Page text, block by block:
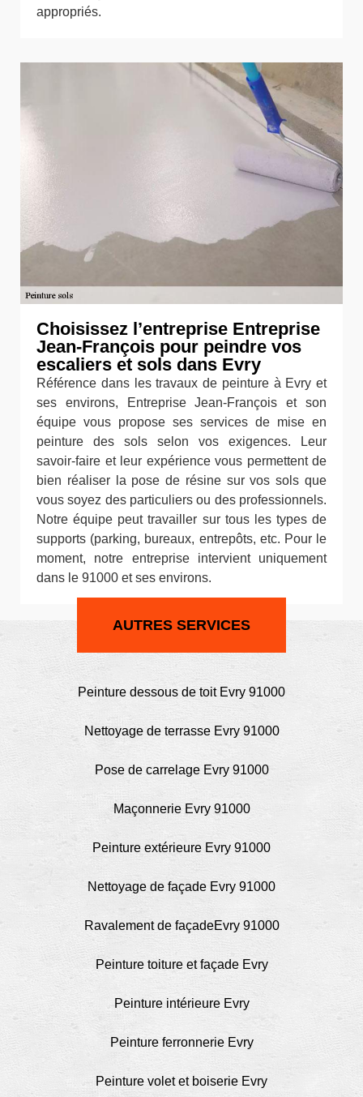
appropriés.
Choisissez l’entreprise Entreprise
Jean-François pour peindre vos
escaliers et sols dans Evry
Référence dans les travaux de peinture à Evry et
ses environs, Entreprise Jean-François et son
équipe vous propose ses services de mise en
peinture des sols selon vos exigences. Leur
savoir-faire et leur expérience vous permettent de
bien réaliser la pose de résine sur vos sols que
vous soyez des particuliers ou des professionnels.
Notre équipe peut travailler sur tous les types de
supports (parking, bureaux, entrepôts, etc. Pour le
moment, notre entreprise intervient uniquement
dans le 91000 et ses environs.
AUTRES SERVICES
Peinture dessous de toit Evry 91000
Nettoyage de terrasse Evry 91000
Pose de carrelage Evry 91000
Maçonnerie Evry 91000
Peinture extérieure Evry 91000
Nettoyage de façade Evry 91000
Ravalement de façadeEvry 91000
Peinture toiture et façade Evry
Peinture intérieure Evry
Peinture ferronnerie Evry
Peinture volet et boiserie Evry